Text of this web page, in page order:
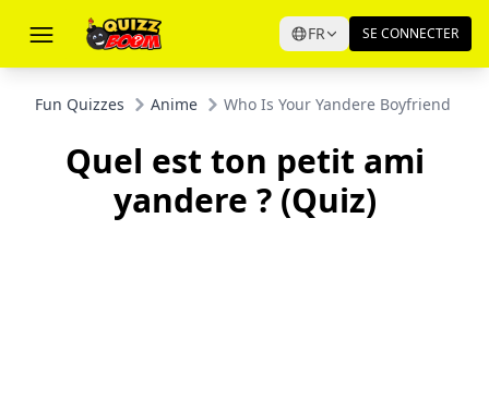
FR SE CONNECTER
Fun Quizzes Anime Who Is Your Yandere Boyfriend Quiz
Quel est ton petit ami
yandere ? (Quiz)